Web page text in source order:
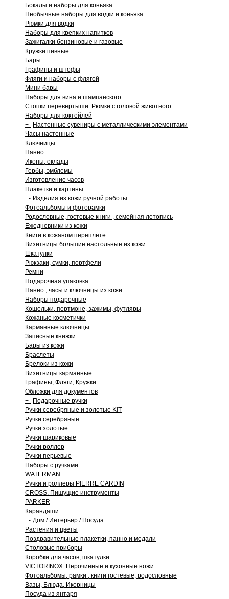
Бокалы и наборы для коньяка
Необычные наборы для водки и коньяка
Рюмки для водки
Наборы для крепких напитков
Зажигалки бензиновые и газовые
Кружки пивные
Бары
Графины и штофы
Фляги и наборы с флягой
Мини бары
Наборы для вина и шампанского
Стопки перевертыши. Рюмки с головой животного.
Наборы для коктейлей
+- Настенные сувениры с металлическими элементами
Часы настенные
Ключницы
Панно
Иконы, оклады
Гербы, эмблемы
Изготовление часов
Плакетки и картины
+- Изделия из кожи ручной работы
Фотоальбомы и фоторамки
Родословные, гостевые книги , семейная летопись
Ежедневники из кожи
Книги в кожаном переплёте
Визитницы большие настольные из кожи
Шкатулки
Рюкзаки, сумки, портфели
Ремни
Подарочная упаковка
Панно , часы и ключницы из кожи
Наборы подарочные
Кошельки, портмоне, зажимы, футляры
Кожаные косметички
Карманные ключницы
Записные книжки
Бары из кожи
Браслеты
Брелоки из кожи
Визитницы карманные
Графины, Фляги, Кружки
Обложки для документов
+- Подарочные ручки
Ручки серебряные и золотые KiT
Ручки серебряные
Ручки золотые
Ручки шариковые
Ручки роллер
Ручки перьевые
Наборы с ручками
WATERMAN.
Ручки и роллеры PIERRE CARDIN
CROSS. Пишущие инструменты
PARKER
Карандаши
+- Дом / Интерьер / Посуда
Растения и цветы
Поздравительные плакетки, панно и медали
Столовые приборы
Коробки для часов, шкатулки
VICTORINOX. Перочинные и кухонные ножи
Фотоальбомы, рамки , книги гостевые, родословные
Вазы, Блюда, Икорницы
Посуда из янтаря